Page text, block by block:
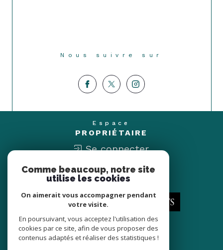
Nous suivre sur
Espace
PROPRIÉTAIRE
Se connecter
Nous
ADHÉRONS
Comme beaucoup, notre site
utilise les cookies
On aimerait vous accompagner pendant
votre visite.
En poursuivant, vous acceptez l'utilisation des
cookies par ce site, afin de vous proposer des
contenus adaptés et réaliser des statistiques !